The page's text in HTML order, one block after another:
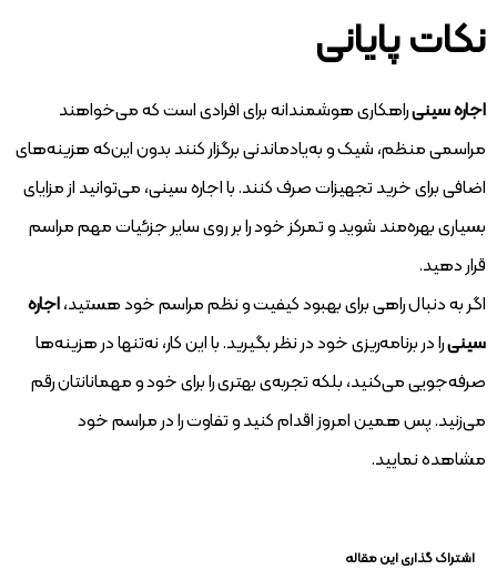
نکات پایانی
اجاره سینیراهکاری هوشمندانه برای افرادی است که می‌خواهند
مراسمی منظم، شیک و به‌یادماندنی برگزار کنند بدون این‌که هزینه‌های
اضافی برای خرید تجهیزات صرف کنند. با اجاره سینی، می‌توانید از مزایای
بسیاری بهره‌مند شوید و تمرکز خود را بر روی سایر جزئیات مهم مراسم
قرار دهید.
اگر به دنبال راهی برای بهبود کیفیت و نظم مراسم خود هستید،اجاره
سینیرا در برنامه‌ریزی خود در نظر بگیرید. با این کار، نه‌تنها در هزینه‌ها
صرفه‌جویی می‌کنید، بلکه تجربه‌ی بهتری را برای خود و مهمانانتان رقم
می‌زنید. پس همین امروز اقدام کنید و تفاوت را در مراسم خود
مشاهده نمایید.
اشتراک گذاری این مقاله